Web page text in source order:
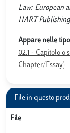
Law: European
HART
Appare nelle
02.1 - Capitolo o
Chapter/Essay)
File in questo
File